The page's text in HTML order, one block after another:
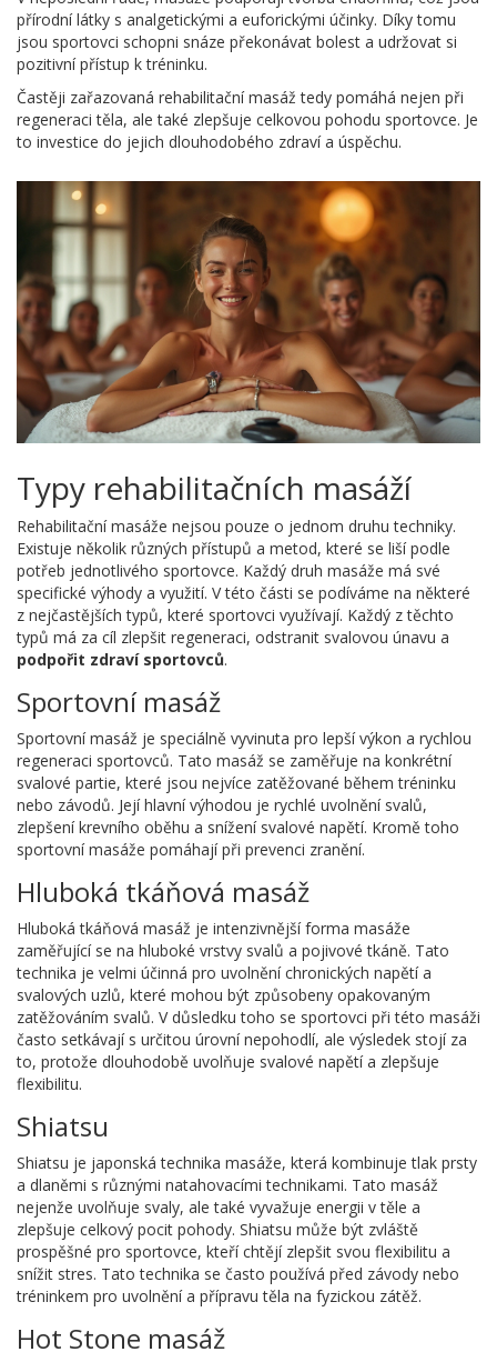
přírodní látky s analgetickými a euforickými účinky. Díky tomu
jsou sportovci schopni snáze překonávat bolest a udržovat si
pozitivní přístup k tréninku.
Častěji zařazovaná rehabilitační masáž tedy pomáhá nejen při
regeneraci těla, ale také zlepšuje celkovou pohodu sportovce. Je
to investice do jejich dlouhodobého zdraví a úspěchu.
Typy rehabilitačních masáží
Rehabilitační masáže nejsou pouze o jednom druhu techniky.
Existuje několik různých přístupů a metod, které se liší podle
potřeb jednotlivého sportovce. Každý druh masáže má své
specifické výhody a využití. V této části se podíváme na některé
z nejčastějších typů, které sportovci využívají. Každý z těchto
typů má za cíl zlepšit regeneraci, odstranit svalovou únavu a
podpořit zdraví sportovců.
Sportovní masáž
Sportovní masáž je speciálně vyvinuta pro lepší výkon a rychlou
regeneraci sportovců. Tato masáž se zaměřuje na konkrétní
svalové partie, které jsou nejvíce zatěžované během tréninku
nebo závodů. Její hlavní výhodou je rychlé uvolnění svalů,
zlepšení krevního oběhu a snížení svalové napětí. Kromě toho
sportovní masáže pomáhají při prevenci zranění.
Hluboká tkáňová masáž
Hluboká tkáňová masáž je intenzivnější forma masáže
zaměřující se na hluboké vrstvy svalů a pojivové tkáně. Tato
technika je velmi účinná pro uvolnění chronických napětí a
svalových uzlů, které mohou být způsobeny opakovaným
zatěžováním svalů. V důsledku toho se sportovci při této masáži
často setkávají s určitou úrovní nepohodlí, ale výsledek stojí za
to, protože dlouhodobě uvolňuje svalové napětí a zlepšuje
flexibilitu.
Shiatsu
Shiatsu je japonská technika masáže, která kombinuje tlak prsty
a dlaněmi s různými natahovacími technikami. Tato masáž
nejenže uvolňuje svaly, ale také vyvažuje energii v těle a
zlepšuje celkový pocit pohody. Shiatsu může být zvláště
prospěšné pro sportovce, kteří chtějí zlepšit svou flexibilitu a
snížit stres. Tato technika se často používá před závody nebo
tréninkem pro uvolnění a přípravu těla na fyzickou zátěž.
Hot Stone masáž